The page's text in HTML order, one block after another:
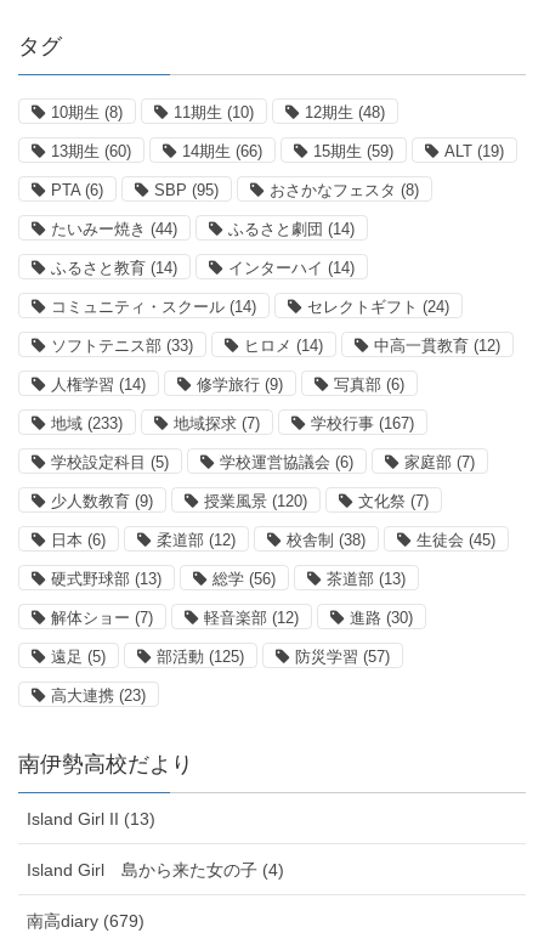
タグ
10期生 (8) 11期生 (10) 12期生 (48)
13期生 (60) 14期生 (66) 15期生 (59) ALT (19)
PTA (6) SBP (95) おさかなフェスタ (8)
たいみー焼き (44) ふるさと劇団 (14)
ふるさと教育 (14) インターハイ (14)
コミュニティ・スクール (14) セレクトギフト (24)
ソフトテニス部 (33) ヒロメ (14) 中高一貫教育 (12)
人権学習 (14) 修学旅行 (9) 写真部 (6)
地域 (233) 地域探求 (7) 学校行事 (167)
学校設定科目 (5) 学校運営協議会 (6) 家庭部 (7)
少人数教育 (9) 授業風景 (120) 文化祭 (7)
日本 (6) 柔道部 (12) 校舎制 (38) 生徒会 (45)
硬式野球部 (13) 総学 (56) 茶道部 (13)
解体ショー (7) 軽音楽部 (12) 進路 (30)
遠足 (5) 部活動 (125) 防災学習 (57)
高大連携 (23)
南伊勢高校だより
Island Girl II (13)
Island Girl 島から来た女の子 (4)
南高diary (679)